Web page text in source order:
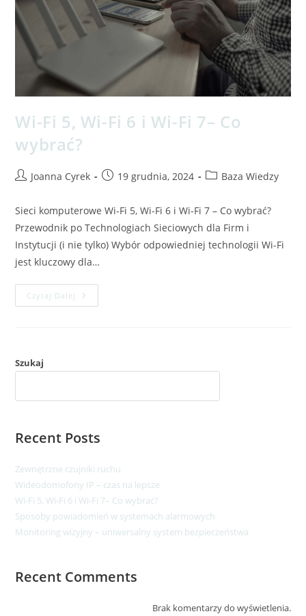
Wi-Fi 5, Wi-Fi 6 i Wi-Fi 7– Co
wybrać?
Joanna Cyrek 19 grudnia, 2024 Baza Wiedzy
Sieci komputerowe Wi-Fi 5, Wi-Fi 6 i Wi-Fi 7 – Co wybrać?
Przewodnik po Technologiach Sieciowych dla Firm i
Instytucji (i nie tylko) Wybór odpowiedniej technologii Wi-Fi
jest kluczowy dla…
Czytaj Dalej
Szukaj
Recent Posts
Zewnętrzne czujniki ruchu
Wideodomofony IP – czas na lepsze​
Wi-Fi 5, Wi-Fi 6 i Wi-Fi 7– Co wybrać?
Sposoby powiadomień w systemach alarmowych
Monitoring wizyjny – uniwersalny system bezpieczeństwa
Recent Comments
Brak komentarzy do wyświetlenia.